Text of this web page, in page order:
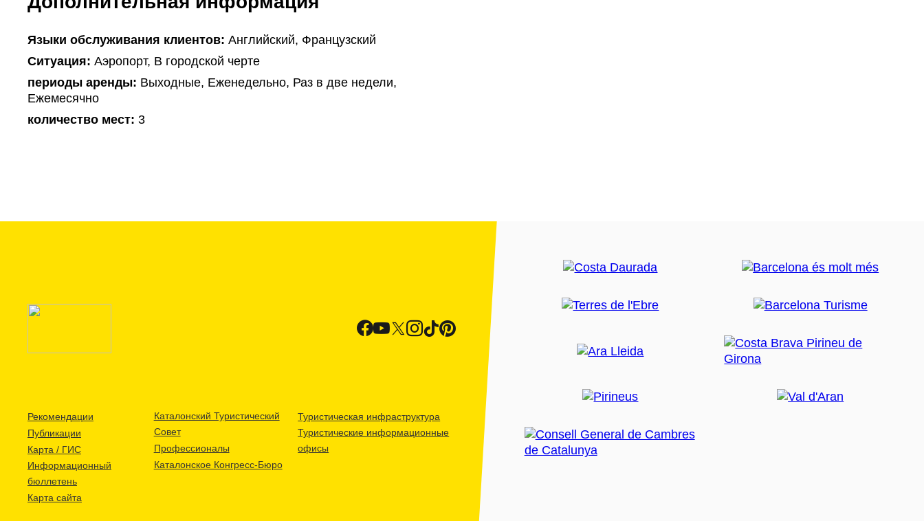
Языки обслуживания клиентов: Английский, Французский
Ситуация: Аэропорт, В городской черте
периоды аренды: Выходные, Еженедельно, Раз в две недели,
Ежемесячно
количество мест: 3
Рекомендации
Публикации
Карта / ГИС
Информационный
бюллетень
Карта сайта
Каталонский Туристический
Совет
Профессионалы
Каталонское Конгресс-Бюро
Туристическая инфраструктура
Туристические информационные
офисы